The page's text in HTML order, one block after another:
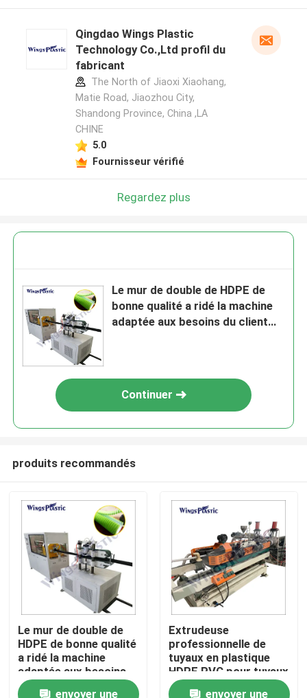
Produits
Au sujet de nous
Qingdao Wings Plastic
Technology Co.,Ltd profil du
fabricant
The North of Jiaoxi Xiaohang,
Matie Road, Jiaozhou City,
Shandong Province, China ,LA
CHINE
5.0
Fournisseur vérifié
Regardez plus
Le mur de double de HDPE de
bonne qualité a ridé la machine
adaptée aux besoins du client
Continuer
produits recommandés
Le mur de double de
HDPE de bonne qualité
a ridé la machine
adaptée aux besoins
du client d'extrusion
envoyer une
Extrudeuse
professionnelle de
tuyaux en plastique
HDPE PVC pour tuyaux
ondulés à double paroi
envoyer une